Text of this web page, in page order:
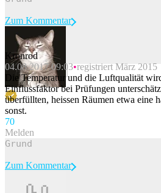
Beitrag melden
Zum Kommentar
Kronrod
04.08.2017 09:03 registriert März 2015
Die Temperatur und die Luftqualität
Einflussfaktor bei Prüfungen
überfüllten, heissen Räumen etwa eine
sonst.
70
Melden
Zum Kommentar